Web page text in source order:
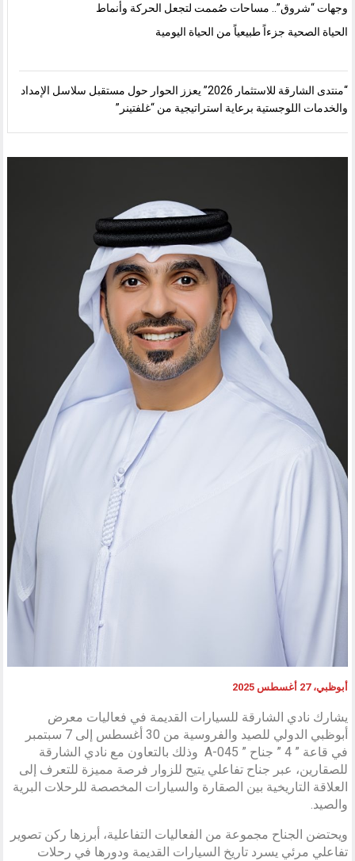
وجهات “شروق”.. مساحات صُممت لتجعل الحركة وأنماط
الحياة الصحية جزءاً طبيعياً من الحياة اليومية
“منتدى الشارقة للاستثمار 2026” يعزز الحوار حول مستقبل سلاسل الإمداد
والخدمات اللوجستية برعاية استراتيجية من “غلفتينر”
أبوظبي، 27 أغسطس 2025
يشارك نادي الشارقة للسيارات القديمة في فعاليات معرض
أبوظبي الدولي للصيد والفروسية من 30 أغسطس إلى 7 سبتمبر
في قاعة ” 4 ” جناح ” A-045 وذلك بالتعاون مع نادي الشارقة
للصقارين، عبر جناح تفاعلي يتيح للزوار فرصة مميزة للتعرف إلى
العلاقة التاريخية بين الصقارة والسيارات المخصصة للرحلات البرية
والصيد.
ويحتضن الجناح مجموعة من الفعاليات التفاعلية، أبرزها ركن تصوير
تفاعلي مرئي يسرد تاريخ السيارات القديمة ودورها في رحلات